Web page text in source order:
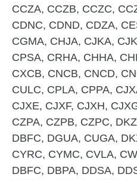
CCZA, CCZB, CCZC,
CDNC, CDND, CDZA,
CGMA, CHJA, CJKA,
CPSA, CRHA, CHHA,
CXCB, CNCB, CNCD,
CULC, CPLA, CPPA,
CJXE, CJXF, CJXH,
CZPA, CZPB, CZPC,
DBFC, DGUA, CUGA,
CYRC, CYMC, CVLA,
DBFC, DBPA, DDSA,